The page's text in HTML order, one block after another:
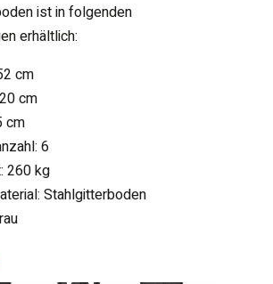
ist in folgenden
erhältlich:
cm
cm
cm
6
260 kg
Stahlgitterboden